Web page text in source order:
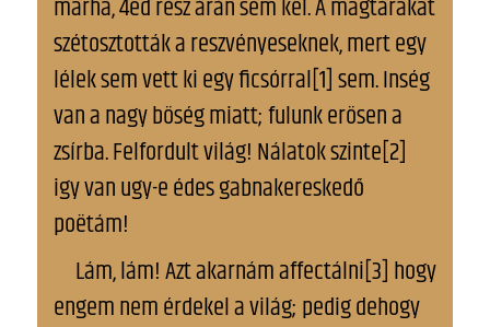
marha, 4ed rész árán sem kel. A magtárakat
szétosztották a reszvényeseknek, mert egy
lélek sem vett ki egy ficsórral[1] sem. Inség
van a nagy böség miatt; fulunk erösen a
zsírba. Felfordult világ! Nálatok szinte[2]
igy van ugy-e édes gabnakereskedő
poëtám!
Lám, lám! Azt akarnám affectálni[3] hogy
engem nem érdekel a világ; pedig dehogy